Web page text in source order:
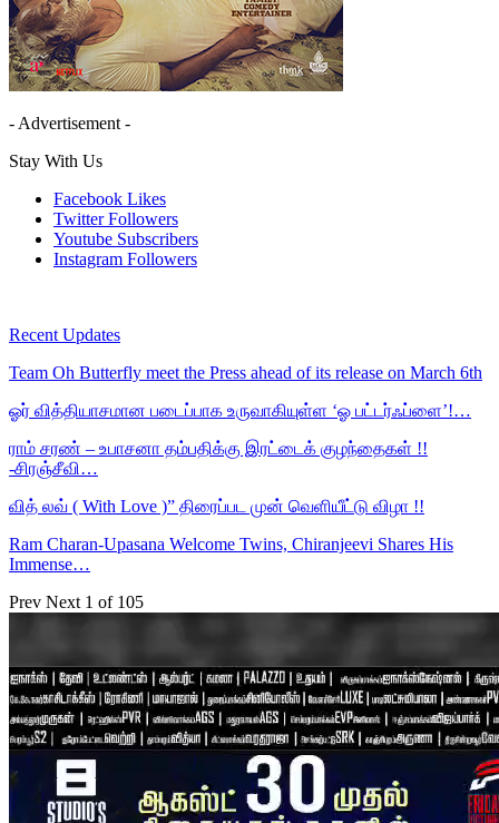
- Advertisement -
Stay With Us
Facebook Likes
Twitter Followers
Youtube Subscribers
Instagram Followers
Recent Updates
Team Oh Butterfly meet the Press ahead of its release on March 6th
ஓர் வித்தியாசமான படைப்பாக உருவாகியுள்ள ‘ஓ பட்டர்ஃப்ளை’!…
ராம் சரண் – உபாசனா தம்பதிக்கு இரட்டைக் குழந்தைகள் !!
-சிரஞ்சீவி…
வித் லவ் ( With Love )” திரைப்பட முன் வெளியீட்டு விழா !!
Ram Charan-Upasana Welcome Twins, Chiranjeevi Shares His
Immense…
Prev Next 1 of 105